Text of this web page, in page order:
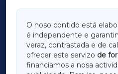
O noso contido está
é independente e
veraz, contrastada e de
ofrecer este servizo de
financiamos a nosa